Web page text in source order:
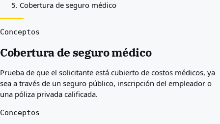
Mejores países para usted
Recursos
Glosario
Guías
Reconocimiento de cualificaciones
Guías de llegada
Cobertura de seguro médico
Conceptos
Cobertura de seguro médico
Prueba de que el solicitante está cubierto de costos médicos, ya
sea a través de un seguro público, inscripción del empleador o
una póliza privada calificada.
Conceptos